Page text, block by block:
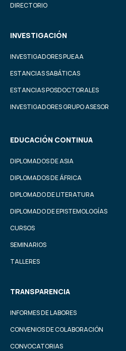
DIRECTORIO
INVESTIGACIÓN
INVESTIGADORES PUEAA
ESTANCIAS SABÁTICAS
ESTANCIAS POSDOCTORALES
INVESTIGADORES GRUPO ASESOR
EDUCACIÓN CONTINUA
DIPLOMADOS DE ASIA
DIPLOMADOS DE ÁFRICA
DIPLOMADO DE LITERATURA
DIPLOMADO DE EPISTEMOLOGÍAS
CURSOS
SEMINARIOS
TALLERES
TRANSPARENCIA
INFORMES DE LABORES
CONVENIOS DE COLABORACIÓN
CONVOCATORIAS